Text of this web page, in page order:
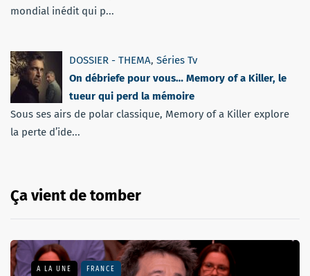
mondial inédit qui p...
DOSSIER - THEMA, Séries Tv
On débriefe pour vous… Memory of a Killer, le
tueur qui perd la mémoire
Sous ses airs de polar classique, Memory of a Killer explore
la perte d’ide...
Ça vient de tomber
A LA UNE FRANCE